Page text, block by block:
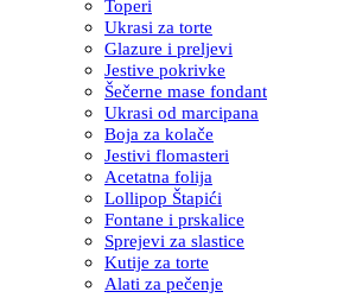
Toperi
Ukrasi za torte
Glazure i preljevi
Jestive pokrivke
Šečerne mase fondant
Ukrasi od marcipana
Boja za kolače
Jestivi flomasteri
Acetatna folija
Lollipop Štapići
Fontane i prskalice
Sprejevi za slastice
Kutije za torte
Alati za pečenje